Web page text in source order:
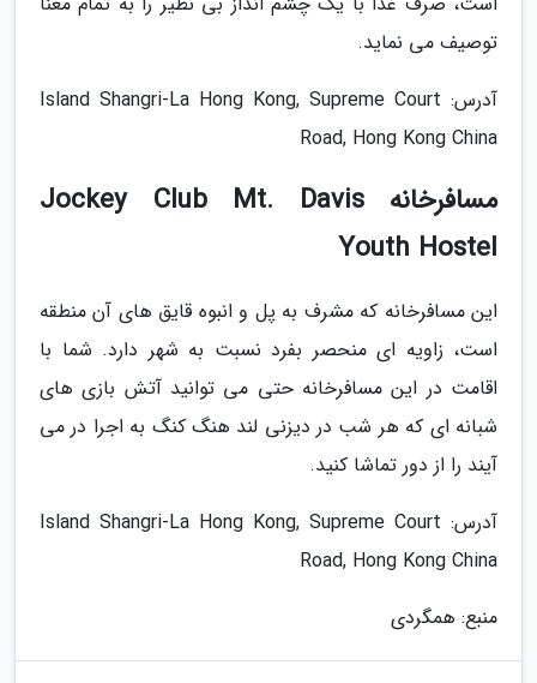
توصیف می نماید.
آدرس: Island Shangri-La Hong Kong, Supreme Court
Road, Hong Kong China
مسافرخانه Jockey Club Mt. Davis
Youth Hostel
این مسافرخانه که مشرف به پل و انبوه قایق های آن منطقه
است، زاویه ای منحصر بفرد نسبت به شهر دارد. شما با
اقامت در این مسافرخانه حتی می توانید آتش بازی های
شبانه ای که هر شب در دیزنی لند هنگ کنگ به اجرا در می
آیند را از دور تماشا کنید.
آدرس: Island Shangri-La Hong Kong, Supreme Court
Road, Hong Kong China
منبع: همگردی